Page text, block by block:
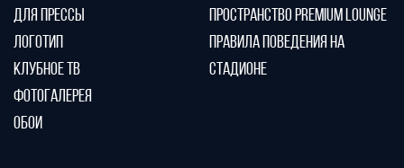
ДЛЯ ПРЕССЫ
ЛОГОТИП
КЛУБНОЕ ТВ
ФОТОГАЛЕРЕЯ
ОБОИ
ПРОСТРАНСТВО PREMIUM LOUNGE
ПРАВИЛА ПОВЕДЕНИЯ НА
СТАДИОНЕ